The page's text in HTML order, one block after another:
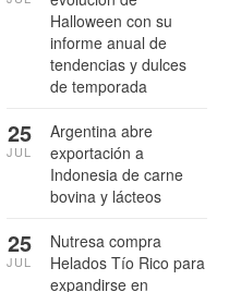
Halloween con su
informe anual de
tendencias y dulces
de temporada
Argentina abre
exportación a
Indonesia de carne
bovina y lácteos
25
JUL
Nutresa compra
Helados Tío Rico para
expandirse en
25
JUL